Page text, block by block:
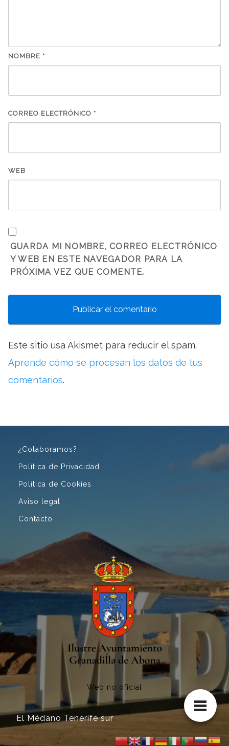
NOMBRE *
CORREO ELECTRÓNICO *
WEB
GUARDA MI NOMBRE, CORREO ELECTRÓNICO
Y WEB EN ESTE NAVEGADOR PARA LA
PRÓXIMA VEZ QUE COMENTE.
Este sitio usa Akismet para reducir el spam.
Aprende cómo se procesan los datos de tus
comentarios.
¿Colaboramos?
Política de Privacidad
Política de Cookies
Aviso legal
Contacto
Web no oficial
El Médano Tenerife sur